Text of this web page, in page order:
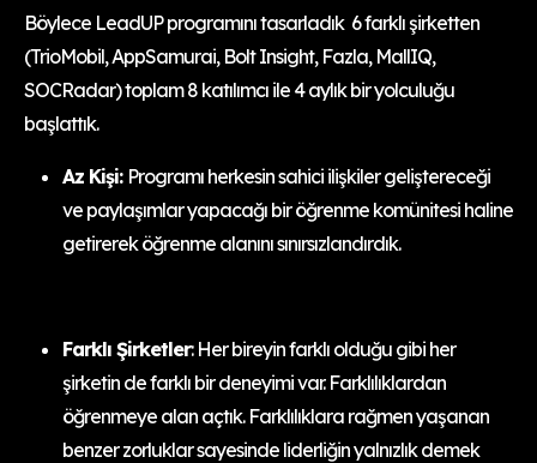
Böylece LeadUP programını tasarladık 6 farklı şirketten
(TrioMobil, AppSamurai, Bolt Insight, Fazla, MallIQ,
SOCRadar) toplam 8 katılımcı ile 4 aylık bir yolculuğu
başlattık.
Az Kişi: Programı herkesin sahici ilişkiler geliştereceği
ve paylaşımlar yapacağı bir öğrenme komünitesi haline
getirerek öğrenme alanını sınırsızlandırdık.
Farklı Şirketler: Her bireyin farklı olduğu gibi her
şirketin de farklı bir deneyimi var. Farklılıklardan
öğrenmeye alan açtık. Farklılıklara rağmen yaşanan
benzer zorluklar sayesinde liderliğin yalnızlık demek